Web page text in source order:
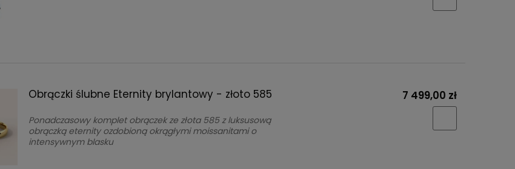
Obrączki ślubne Eternity brylantowy - złoto 585
Ponadczasowy komplet obrączek ze złota 585 z luksusową
obrączką eternity ozdobioną okrągłymi moissanitami o
intensywnym blasku
7 499,00 zł